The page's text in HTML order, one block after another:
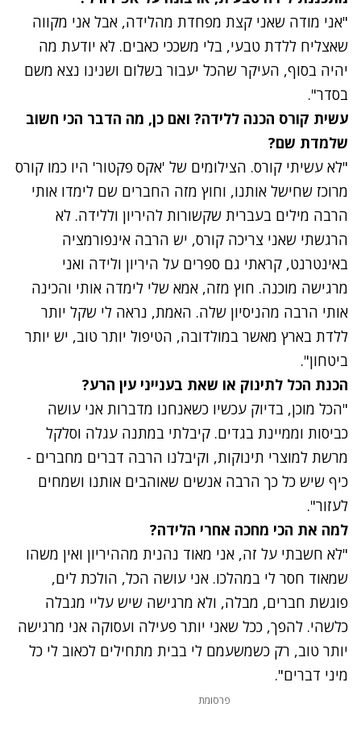
"אני מודה שאני קצת מפחדת מהלידה, אבל אני מקווה
שאצליח ללדת טבעי, בלי משככי כאבים. לא יודעת מה
יהיה בסוף, העיקר שהכל יעבור בשלום ושנינו נצא משם
בסדר".
עשית קורס הכנה ללידה? ואם כן, מה הדבר הכי חשוב
שלמדת שם?
"לא עשיתי קורס. הצילומים של 'אקס פקטור' היו כמו קורס
מרוכז שחישל אותנו, וחוץ מזה החברים שם לימדו אותי
הרבה מילים בעברית שקשורות להיריון וללידה. לא
הרגשתי שאני צריכה קורס, יש הרבה אינפורמציה
באינטרנט, קראתי גם ספרים על היריון ולידה ואני
מרגישה מוכנה. חוץ מזה, אמא שלי לימדה אותי והכינה
אותי הרבה מהניסיון שלה. האמת, נראה לי שקל יותר
ללדת בארץ מאשר במולדובה, הטיפול יותר טוב, יש יותר
ביטחון".
הכנת הכל לתינוק או שאת בענייני עין הרע?
"הכל מוכן, בדיוק עכשיו כשאנחנו מדברות אני עושה
כביסות וממיינת בגדים. קיבלתי במתנה עגלה וסלקל
מרשת למוצרי תינוקות, וקיבלנו הרבה דברים מחברים -
כיף שיש כל כך הרבה אנשים שאוהבים אותנו ושמחים
לעזור".
למה את הכי מחכה אחרי הלידה?
"לא חשבתי על זה, אני מאוד נהנית מההיריון ואין משהו
שמאוד חסר לי במהלכו. אני עושה הכל, הולכת לים,
פוגשת חברים, מבלה, ולא מרגישה שיש עליי מגבלה
כלשהי. להפך, ככל שאני יותר פעילה ועסוקה אני מרגישה
יותר טוב, רק כשמשעמם לי בבית מתחילים לכאוב לי כל
מיני דברים".
פרסומת